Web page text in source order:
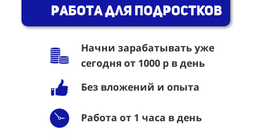
Работа для подростков
Начни зарабатывать уже
сегодня от 1000 р в день
Без вложений и опыта
Работа от 1 часа в день